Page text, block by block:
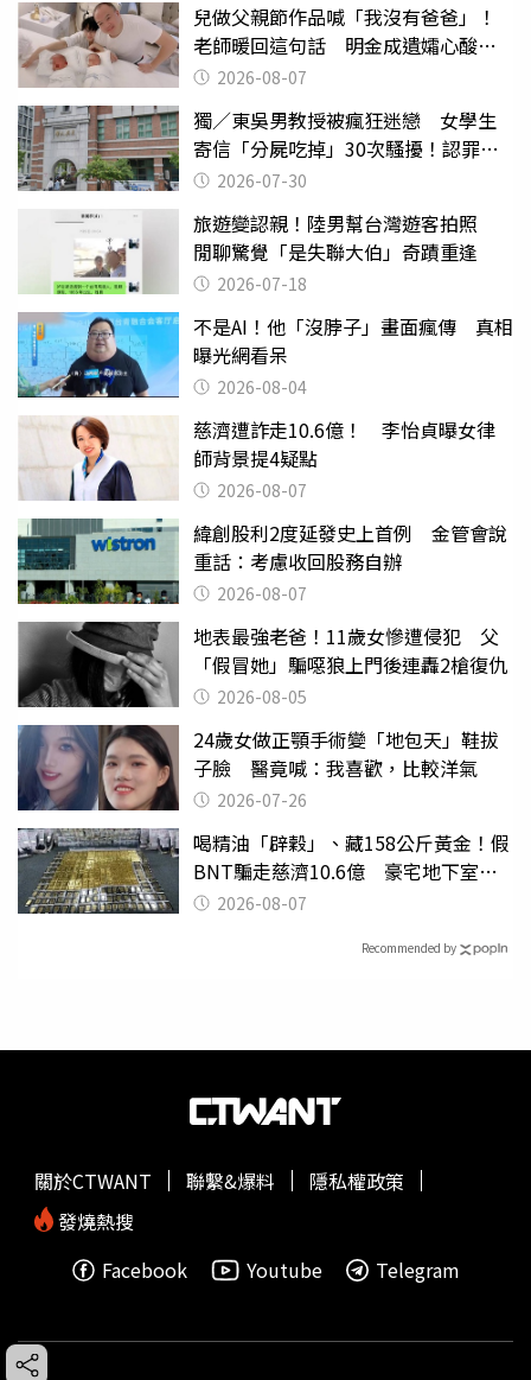
兒做父親節作品喊「我沒有爸爸」！
老師暖回這句話 明金成遺孀心酸惹
淚 2026-08-07
獨／東吳男教授被瘋狂迷戀 女學生
寄信「分屍吃掉」30次騷擾！認罪免
關 2026-07-30
旅遊變認親！陸男幫台灣遊客拍照
閒聊驚覺「是失聯大伯」奇蹟重逢
2026-07-18
不是AI！他「沒脖子」畫面瘋傳 真相
曝光網看呆
2026-08-04
慈濟遭詐走10.6億！ 李怡貞曝女律
師背景提4疑點
2026-08-07
緯創股利2度延發史上首例 金管會說
重話：考慮收回股務自辦
2026-08-07
地表最強老爸！11歲女慘遭侵犯 父
「假冒她」騙噁狼上門後連轟2槍復仇
2026-08-05
24歲女做正顎手術變「地包天」鞋拔
子臉 醫竟喊：我喜歡，比較洋氣
2026-07-26
喝精油「辟穀」、藏158公斤黃金！假
BNT騙走慈濟10.6億 豪宅地下室竟
挖出乾鮑金庫
2026-08-07
Recommended by
關於CTWANT 聯繫&爆料
隱私權政策
發燒熱搜
Facebook
Youtube Telegram